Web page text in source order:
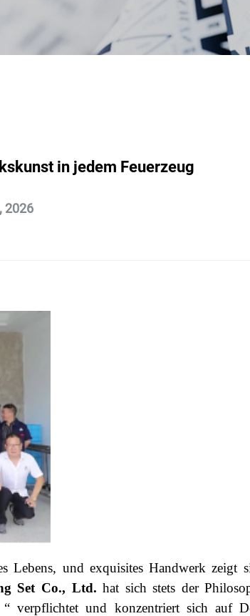
in jedem Feuerzeug
2026
Lebens, und exquisites Handwerk zeigt
Set Co., Ltd.hat sich stets der
“ verpflichtet und konzentriert sich auf